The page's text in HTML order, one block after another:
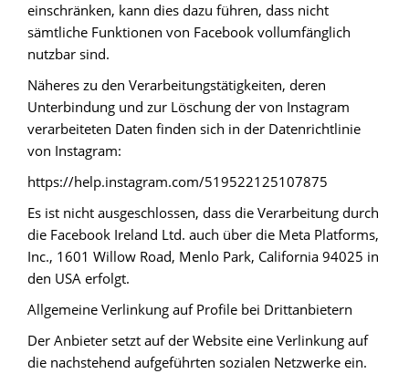
einschränken, kann dies dazu führen, dass nicht
sämtliche Funktionen von Facebook vollumfänglich
nutzbar sind.
Näheres zu den Verarbeitungstätigkeiten, deren
Unterbindung und zur Löschung der von Instagram
verarbeiteten Daten finden sich in der Datenrichtlinie
von Instagram:
https://help.instagram.com/519522125107875
Es ist nicht ausgeschlossen, dass die Verarbeitung durch
die Facebook Ireland Ltd. auch über die Meta Platforms,
Inc., 1601 Willow Road, Menlo Park, California 94025 in
den USA erfolgt.
Allgemeine Verlinkung auf Profile bei Drittanbietern
Der Anbieter setzt auf der Website eine Verlinkung auf
die nachstehend aufgeführten sozialen Netzwerke ein.